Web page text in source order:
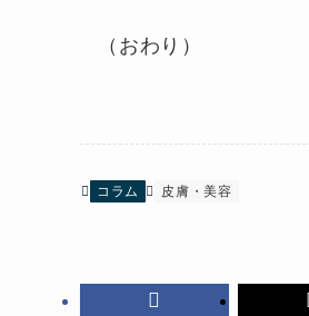
（おわり）
コラム 皮膚・美容